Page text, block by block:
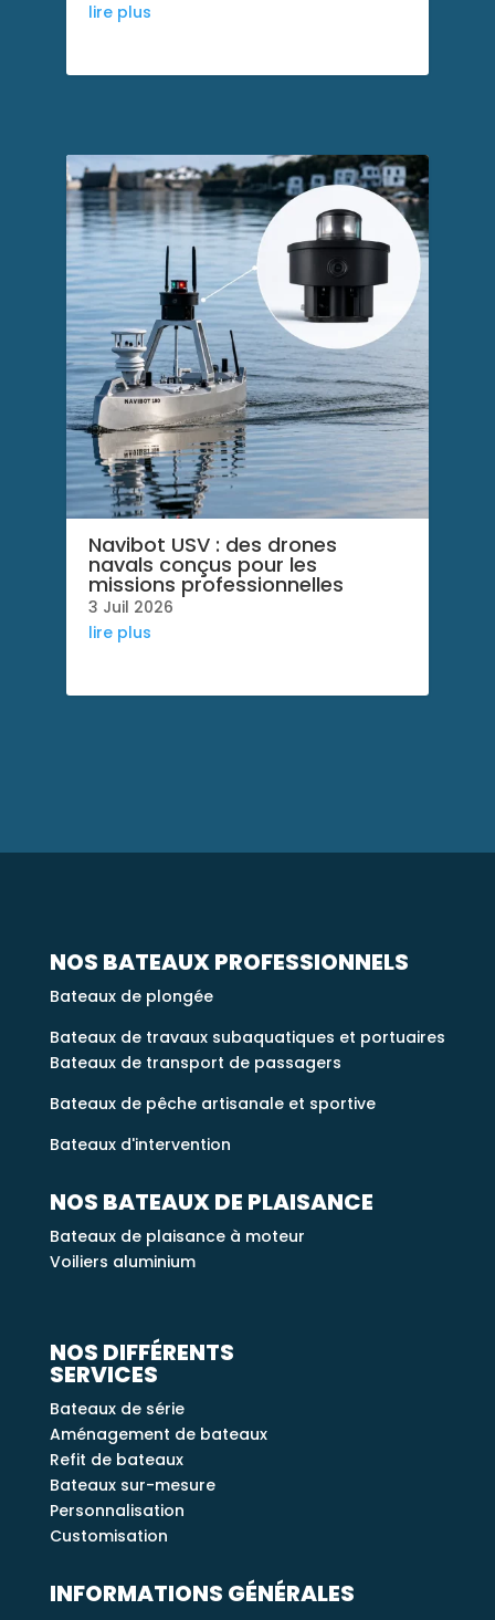
lire plus
Navibot USV : des drones
navals conçus pour les
missions professionnelles
3 Juil 2026
lire plus
NOS BATEAUX PROFESSIONNELS
Bateaux de plongée
Bateaux de travaux subaquatiques et portuaires
Bateaux de transport de passagers
Bateaux de pêche artisanale et sportive
Bateaux d'intervention
NOS BATEAUX DE PLAISANCE
Bateaux de plaisance à moteur
Voiliers aluminium
NOS DIFFÉRENTS
SERVICES
Bateaux de série
Aménagement de bateaux
Refit de bateaux
Bateaux sur-mesure
Personnalisation
Customisation
INFORMATIONS GÉNÉRALES